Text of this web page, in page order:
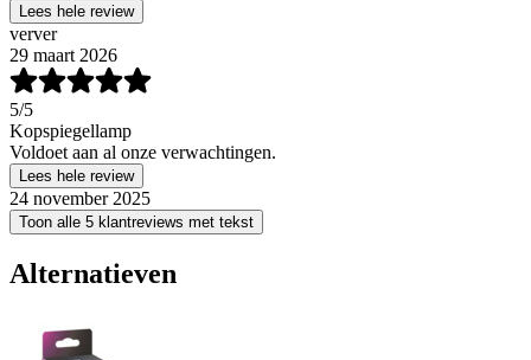
Lees hele review
verver
29 maart 2026
5/5
Kopspiegellamp
Voldoet aan al onze verwachtingen.
Lees hele review
24 november 2025
Toon alle 5 klantreviews met tekst
Alternatieven